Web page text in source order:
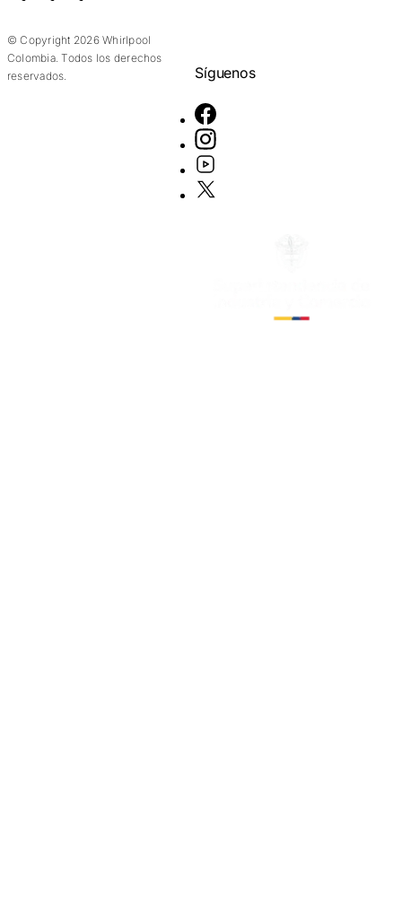
© Copyright 2026 Whirlpool
Colombia. Todos los derechos
reservados.
Síguenos